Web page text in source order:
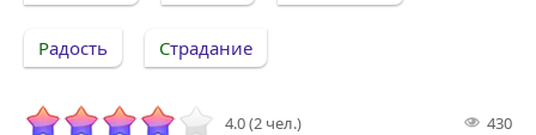
Радость Страдание
4.0 (2 чел.) 430